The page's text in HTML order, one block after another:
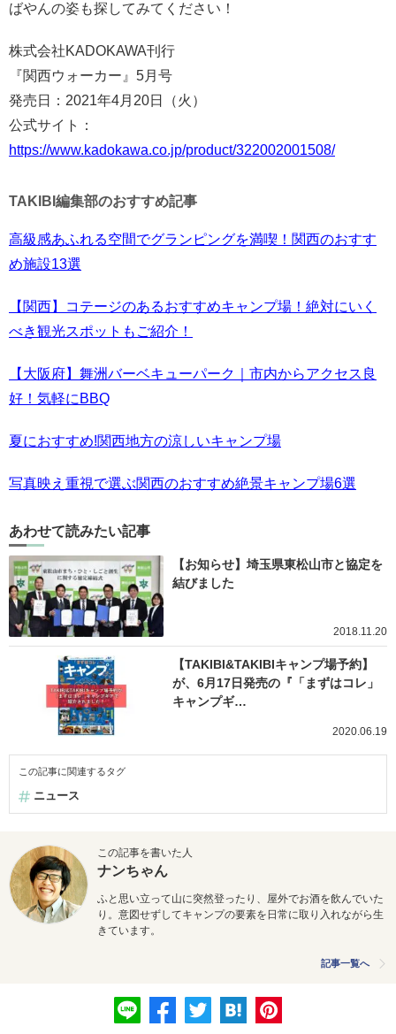
ばやんの姿も探してみてください！
株式会社KADOKAWA刊行
『関西ウォーカー』5月号
発売日：2021年4月20日（火）
公式サイト：
https://www.kadokawa.co.jp/product/322002001508/
TAKIBI編集部のおすすめ記事
高級感あふれる空間でグランピングを満喫！関西のおすす
め施設13選
【関西】コテージのあるおすすめキャンプ場！絶対にいく
べき観光スポットもご紹介！
【大阪府】舞洲バーベキューパーク｜市内からアクセス良
好！気軽にBBQ
夏におすすめ!関西地方の涼しいキャンプ場
写真映え重視で選ぶ関西のおすすめ絶景キャンプ場6選
あわせて読みたい記事
【お知らせ】埼玉県東松山市と協定を
結びました
2018.11.20
【TAKIBI&TAKIBIキャンプ場予約】
が、6月17日発売の『「まずはコレ」
キャンプギ…
2020.06.19
この記事に関連するタグ
ニュース
この記事を書いた人
ナンちゃん
ふと思い立って山に突然登ったり、屋外でお酒を飲んでいた
り。意図せずしてキャンプの要素を日常に取り入れながら生
きています。
記事一覧へ